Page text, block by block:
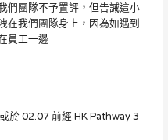
們團隊不予置評，但告誡這小
在我們團隊身上，因為如遇到
員工一邊
於 02.07 前經 HK Pathway 3